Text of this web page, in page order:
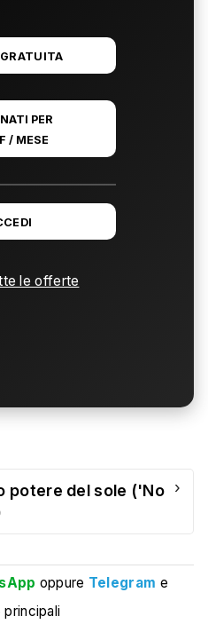
PER
/ MESE
le offerte
potere del sole ('No ›
oppure Telegram e